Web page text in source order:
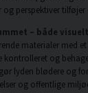
perspektiver tilføjer
– både
materialer med
kontrolleret og
lyden blødere og
og offentlige